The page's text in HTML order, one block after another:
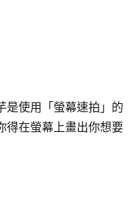
是使用「螢幕速拍」的
得在螢幕上畫出你想要